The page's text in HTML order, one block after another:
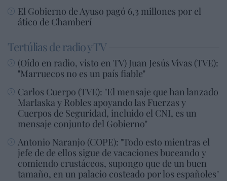
El Gobierno de Ayuso pagó 6,3 millones por el
ático de Chamberí
Tertúlias de radio y TV
(Oído en radio, visto en TV) Juan Jesús Vivas (TVE):
"Marruecos no es un país fiable"
Carlos Cuerpo (TVE): "El mensaje que han lanzado
Marlaska y Robles apoyando las Fuerzas y
Cuerpos de Seguridad, incluido el CNI, es un
mensaje conjunto del Gobierno"
Antonio Naranjo (COPE): "Todo esto mientras el
jefe de de ellos sigue de vacaciones buceando y
comiendo crustáceos, supongo que de un buen
tamaño, en un palacio costeado por los españoles"